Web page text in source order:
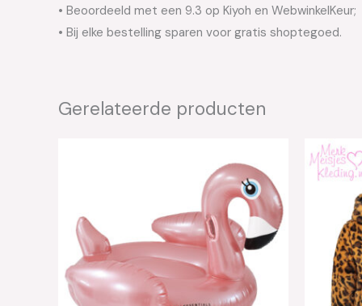
• Beoordeeld met een 9.3 op Kiyoh en WebwinkelKeur;
• Bij elke bestelling sparen voor gratis shoptegoed.
Gerelateerde producten